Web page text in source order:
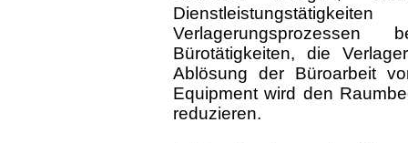
Bürotätigkeiten, die
Ablösung der Büroarbeit
Equipment wird den
reduzieren.